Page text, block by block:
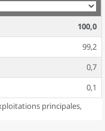
100,0
99,2
0,7
0,1
principales,